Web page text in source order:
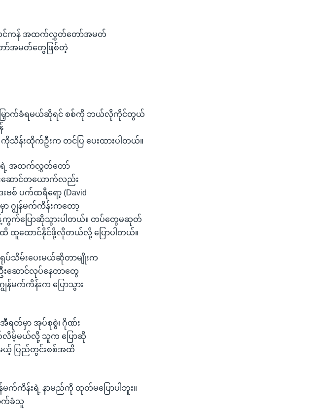
လင်ကန် အထက်လွှတ်တော်အမတ်
ော်အမတ်တွေဖြစ်တဲ့
င်မြှောက်ခံရမယ်ဆိုရင် စစ်ကို ဘယ်လိုကိုင်တွယ်
ကိုသိန်းထိုက်ဦးက တင်ပြ ပေးထားပါတယ်။
ရဲ့ အထက်လွှတ်တော်
ဆောင်တယောက်လည်း
ဗစ် ပက်ထရီရော့ (David
မှာ ဂျွန်မက်ကိန်းကတော့
က်ပြောဆိုသွားပါတယ်။ တပ်တွေမဆုတ်
ထူထောင်နိုင်ဖို့လိုတယ်လို့ ပြောပါတယ်။
ပ်သိမ်းပေးမယ်ဆိုတာမျိုးက
းဆောင်လုပ်နေတာတွေ
န်မက်ကိန်းက ပြောသွား
ရတ်မှာ အုပ်စုစွဲ၊ ဂိုဏ်း
စ်လိမ့်မယ်လို့ သူက ပြောဆို
ယ့် ပြည်တွင်းစစ်အထိ
န်းရဲ့ နာမည်ကို ထုတ်မပြောပါဘူး။
က်ခံသူ